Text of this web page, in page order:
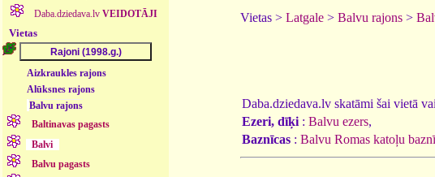
Daba.dziedava.lv VEIDOTĀJI
Vietas
Aizkraukles rajons
Alūksnes rajons
Balvu rajons
Baltinavas pagasts
Balvi
Balvu pagasts
Vietas > Latgale > Balvu rajons >
Daba.dziedava.lv skatāmi šai vietā
Ezeri, dīķi : Balvu ezers,
Baznīcas : Balvu Romas katoļu